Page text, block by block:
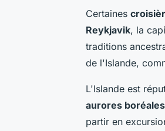
Certaines
Reykjavik, la
traditions
de l'Islande,
L'Islande est
aurores boréales
partir en